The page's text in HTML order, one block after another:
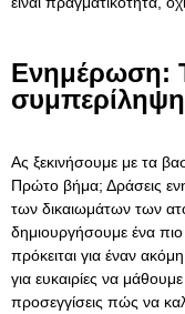
Ενημέρωση:
Ας ξεκινήσουμε με τα
Πρώτο βήμα; Δράσεις
των δικαιωμάτων των
δημιουργήσουμε ένα πιο
πρόκειται για έναν
για ευκαιρίες να
προσεγγίσεις πώς να